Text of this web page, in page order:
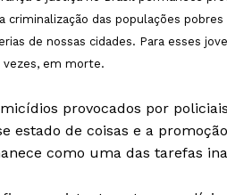
criminalização das populações
de nossas cidades. Para esses
vezes, em morte.
provocados por
estado de coisas e a
como uma das tarefas